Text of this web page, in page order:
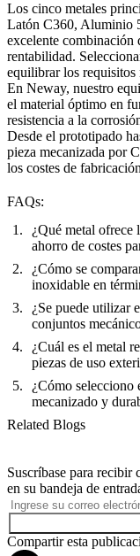
Los cinco metales
Latón C360, Aluminio
excelente
rentabilidad.
equilibrar los requisitos
En Neway, nuestro
el material óptimo en
resistencia a la
Desde el prototipado
pieza mecanizada por
los costes de
FAQs:
¿Qué metal
ahorro de costes
¿Cómo se
inoxidable en
¿Se puede utilizar
conjuntos
¿Cuál es el metal
piezas de uso
¿Cómo selecciono
mecanizado y
Related Blogs
Suscríbase para recibir
en su bandeja de
Compartir esta